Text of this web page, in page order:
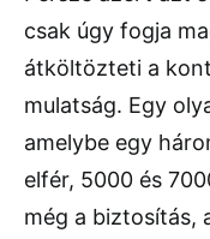
csak úgy fogja
átköltözteti a
mulatság. Egy
amelybe egy
elfér, 5000 és
még a biztosítás,